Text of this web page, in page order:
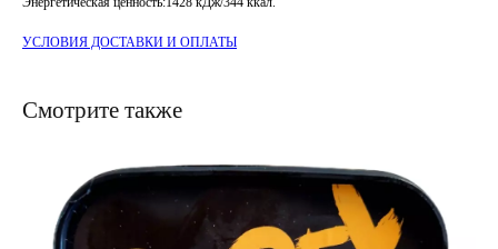
УСЛОВИЯ ДОСТАВКИ И ОПЛАТЫ
Смотрите также